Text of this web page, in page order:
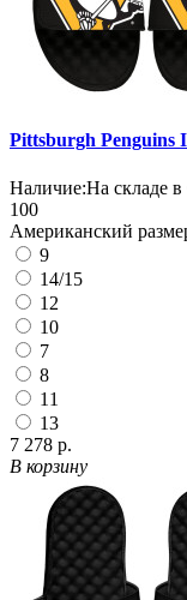
Pittsburgh Penguins
Наличие:На складе
100
Американский
9
14/15
12
10
7
8
11
13
7 278 р.
В корзину